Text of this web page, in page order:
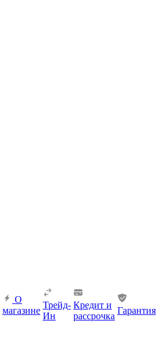
О
магазине
Трейд-
Ин
Кредит и
рассрочка
Гарантия